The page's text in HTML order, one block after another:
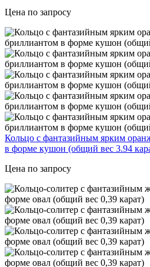
Цена по запросу
Кольцо с фантазийным ярким
в форме кушон (общий вес 3.94
Цена по запросу